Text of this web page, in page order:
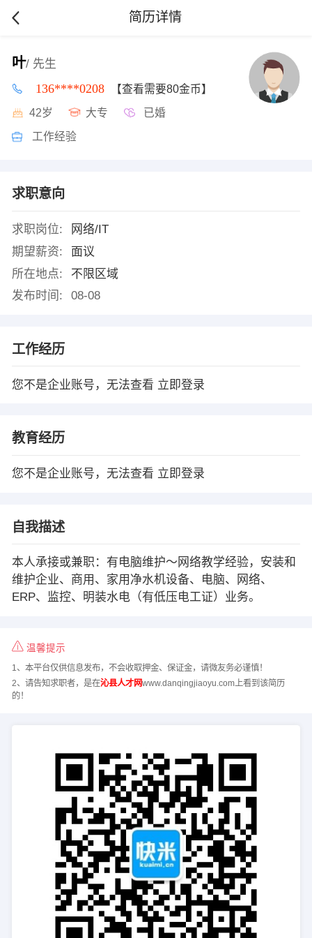
简历详情
叶/ 先生
136****0208 【查看需要80金币】
42岁 大专 已婚
工作经验
求职意向
求职岗位:
网络/IT
期望薪资:
面议
所在地点:
不限区域
发布时间:
08-08
工作经历
您不是企业账号，无法查看 立即登录
教育经历
您不是企业账号，无法查看 立即登录
自我描述
本人承接或兼职：有电脑维护～网络教学经验，安装和
维护企业、商用、家用净水机设备、电脑、网络、
ERP、监控、明装水电（有低压电工证）业务。
温馨提示
1、本平台仅供信息发布，不会收取押金、保证金，请微友务必谨慎！
2、请告知求职者，是在沁县人才网www.danqingjiaoyu.com上看到该简历
的！